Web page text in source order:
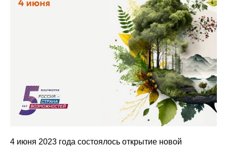
4 июня 2023 года состоялось открытие новой